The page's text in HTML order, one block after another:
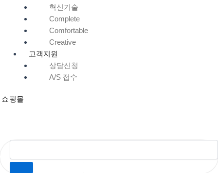
혁신기술
Complete
Comfortable
Creative
고객지원
상담신청
A/S 접수
쇼핑몰